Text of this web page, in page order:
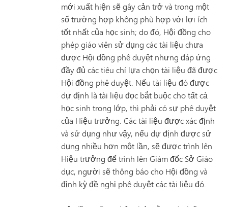
mới xuất hiện sẽ gây cản trở và trong một
số trường hợp không phù hợp với lợi ích
tốt nhất của học sinh; do đó, Hội đồng cho
phép giáo viên sử dụng các tài liệu chưa
được Hội đồng phê duyệt nhưng đáp ứng
đầy đủ các tiêu chí lựa chọn tài liệu đã được
Hội đồng phê duyệt. Nếu tài liệu đó được
dự định là tài liệu đọc bắt buộc cho tất cả
học sinh trong lớp, thì phải có sự phê duyệt
của Hiệu trưởng. Các tài liệu được xác định
và sử dụng như vậy, nếu dự định được sử
dụng nhiều hơn một lần, sẽ được trình lên
Hiệu trưởng để trình lên Giám đốc Sở Giáo
dục, người sẽ thông báo cho Hội đồng và
định kỳ đề nghị phê duyệt các tài liệu đó.